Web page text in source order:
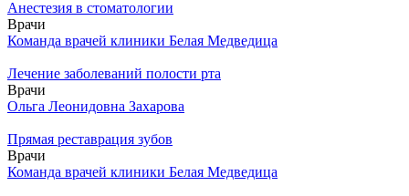
Анестезия в стоматологии
Врачи
Команда врачей клиники Белая Медведица
Лечение заболеваний полости рта
Врачи
Ольга Леонидовна Захарова
Прямая реставрация зубов
Врачи
Команда врачей клиники Белая Медведица